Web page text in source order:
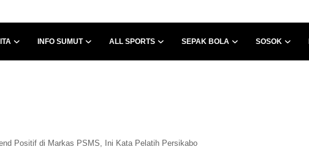
INFO SUMUT ALL SPORTS SEPAK BOLA SOSOK
Positif di Markas PSMS, Ini Kata Pelatih Persikabo